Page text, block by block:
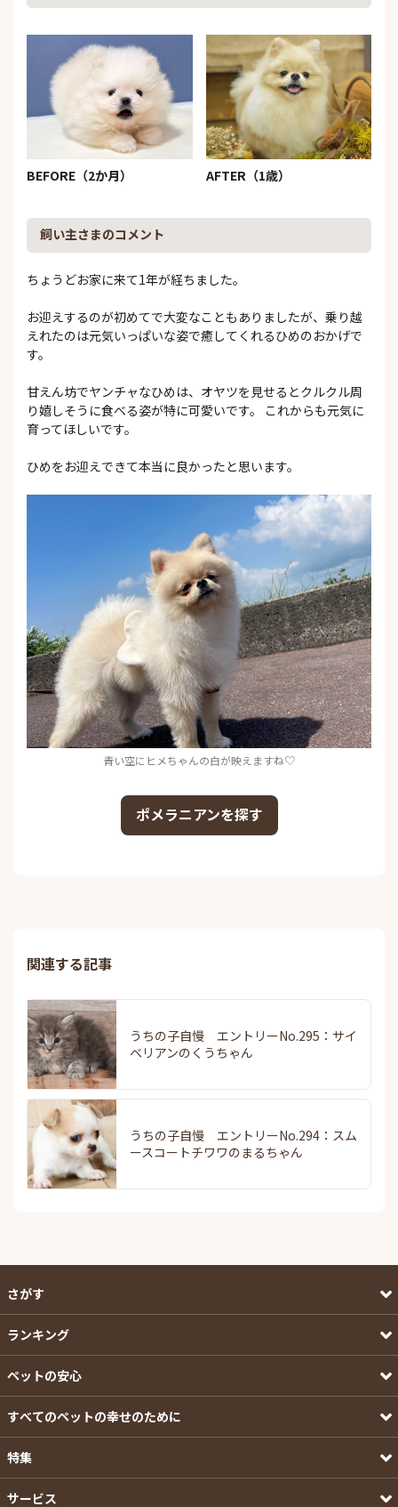
BEFORE（2か月） AFTER（1歳）
飼い主さまのコメント
ちょうどお家に来て1年が経ちました。
お迎えするのが初めてで大変なこともありましたが、乗り越
えれたのは元気いっぱいな姿で癒してくれるひめのおかげで
す。
甘えん坊でヤンチャなひめは、オヤツを見せるとクルクル周
り嬉しそうに食べる姿が特に可愛いです。 これからも元気に
育ってほしいです。
ひめをお迎えできて本当に良かったと思います。
青い空にヒメちゃんの白が映えますね♡
ポメラニアンを探す
関連する記事
うちの子自慢 エントリーNo.295：サイ
ベリアンのくうちゃん
うちの子自慢 エントリーNo.294：スム
ースコートチワワのまるちゃん
さがす
ランキング
ペットの安心
すべてのペットの幸せのために
特集
サービス